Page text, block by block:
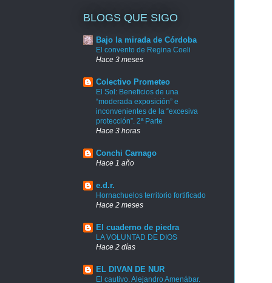
BLOGS QUE SIGO
Bajo la mirada de Córdoba
El convento de Regina Coeli
Hace 3 meses
Colectivo Prometeo
El Sol: Beneficios de una
“moderada exposición” e
inconvenientes de la “excesiva
protección”. 2ª Parte
Hace 3 horas
Conchi Carnago
Hace 1 año
e.d.r.
Hornachuelos territorio fortificado
Hace 2 meses
El cuaderno de piedra
LA VOLUNTAD DE DIOS
Hace 2 días
EL DIVAN DE NUR
El cautivo. Alejandro Amenábar.